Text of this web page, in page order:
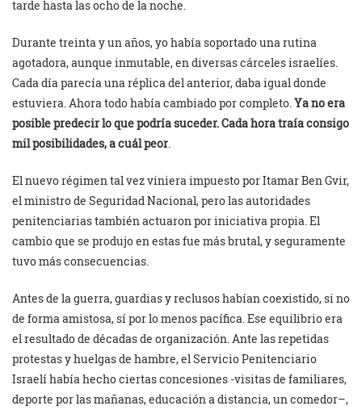
tarde hasta las ocho de la noche.
Durante treinta y un años, yo había soportado una rutina
agotadora, aunque inmutable, en diversas cárceles israelíes.
Cada día parecía una réplica del anterior, daba igual donde
estuviera. Ahora todo había cambiado por completo. Ya no era
posible predecir lo que podría suceder. Cada hora traía consigo
mil posibilidades, a cuál peor
El nuevo régimen tal vez viniera impuesto por Itamar Ben Gvir,
el ministro de Seguridad Nacional, pero las autoridades
penitenciarias también actuaron por iniciativa propia. El
cambio que se produjo en estas fue más brutal, y seguramente
tuvo más consecuencias.
Antes de la guerra, guardias y reclusos habían coexistido, si no
de forma amistosa, sí por lo menos pacífica. Ese equilibrio era
el resultado de décadas de organización. Ante las repetidas
protestas y huelgas de hambre, el Servicio Penitenciario
Israelí había hecho ciertas concesiones -visitas de familiares,
deporte por las mañanas, educación a distancia, un comedor–,